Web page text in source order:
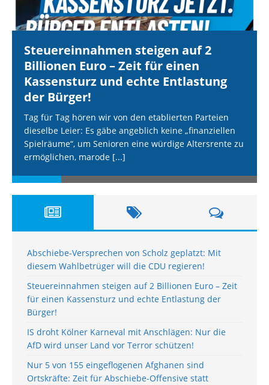
Steuereinnahmen steigen auf 2
Billionen Euro – Zeit für einen
Kassensturz und echte Entlastung
der Bürger!
Tag für Tag hören wir von den etablierten Parteien
dieselbe Leier: Es gäbe angeblich keine „finanziellen
Spielräume“, um Senioren eine würdige Altersrente zu
ermöglichen, marode [...]
Abschiebe-Versprechen von Scholz geplatzt: Mit
diesem Wahlbetrüger will die CDU regieren!
Steuereinnahmen steigen auf 2 Billionen Euro – Zeit
für einen Kassensturz und echte Entlastung der
Bürger!
IS droht Kölner Karneval mit Anschlägen: Nur die
AfD wird unser Land vor Terror schützen!
Nur 5 von 155 eingeflogenen Afghanen sind
Ortskräfte: Zeit für Abschiebe-Offensive statt